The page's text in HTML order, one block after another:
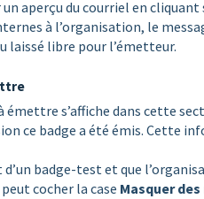
aperçu du courriel en cliquant
à l’organisation, le
laissé libre pour l’émetteur.
émettre s’affiche dans cette
ce badge a été émis. Cette
d’un badge-test et que
cocher la case Masquer